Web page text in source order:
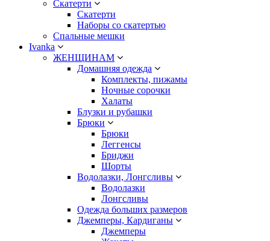
Скатерти
Скатерти
Наборы со скатертью
Спальные мешки
Ivanka
ЖЕНЩИНАМ
Домашняя одежда
Комплекты, пижамы
Ночные сорочки
Халаты
Блузки и рубашки
Брюки
Брюки
Леггенсы
Бриджи
Шорты
Водолазки, Лонгсливы
Водолазки
Лонгсливы
Одежда больших размеров
Джемперы, Кардиганы
Джемперы